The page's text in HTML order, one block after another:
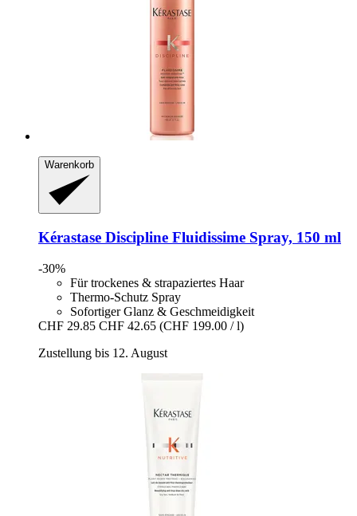
Warenkorb
Kérastase Discipline Fluidissime Spray, 150 ml
-30%
Für trockenes & strapaziertes Haar
Thermo-Schutz Spray
Sofortiger Glanz & Geschmeidigkeit
CHF 29.85 CHF 42.65 (CHF 199.00 / l)
Zustellung bis 12. August